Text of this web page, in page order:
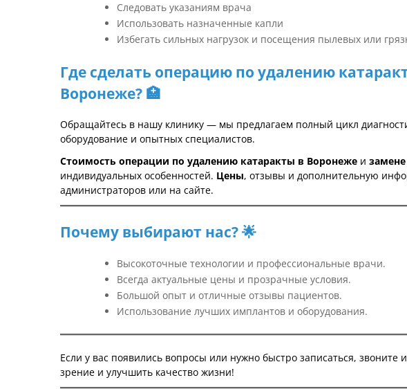
Следовать указаниям врача
Использовать назначенные капли
Избегать сильных нагрузок и посещения пылевых или
Где сделать операцию по удалению
Воронеже? 🏥
Обращайтесь в нашу клинику — мы предлагаем полный цикл
оборудование и опытных специалистов.
Стоимость операции по удалению катаракты в Воронеже и
индивидуальных особенностей. Цены, отзывы и дополнительную
администраторов или на сайте.
Почему выбирают нас? 🌟
Высокоточные технологии и профессиональные врачи.
Всегда актуальные цены и прозрачные условия.
Большой опыт и отличные отзывы пациентов.
Использование лучших имплантов и оборудования.
Если у вас появились вопросы или нужно быстро записаться,
зрение и улучшить качество жизни!